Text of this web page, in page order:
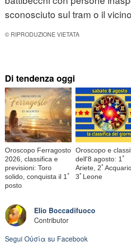
sconosciuto sul tram o il
© RIPRODUZIONE VIETATA
Di tendenza oggi
Oroscopo Ferragosto
2026, classifica e
previsioni: Toro
solido, conquista il 1ﾟ
posto
Oroscopo e
dell'8 agosto: 1ﾟ
Ariete, 2ﾟ
3ﾟLeone
Elio Boccadifuoco
Contributor
Segui Oὐσία su Facebook